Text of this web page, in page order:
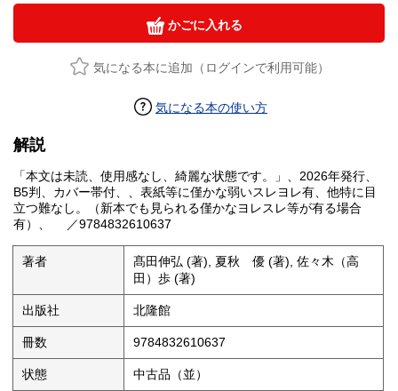
かごに入れる
気になる本に追加（ログインで利用可能）
気になる本の使い方
解説
「本文は未読、使用感なし、綺麗な状態です。」、2026年発行、
B5判、カバー帯付、、表紙等に僅かな弱いスレヨレ有、他特に目
立つ難なし。（新本でも見られる僅かなヨレスレ等が有る場合
有）、 ／9784832610637
著者
髙田伸弘 (著), 夏秋 優 (著), 佐々木（高
田）歩 (著)
出版社 北隆館
冊数 9784832610637
状態 中古品（並）